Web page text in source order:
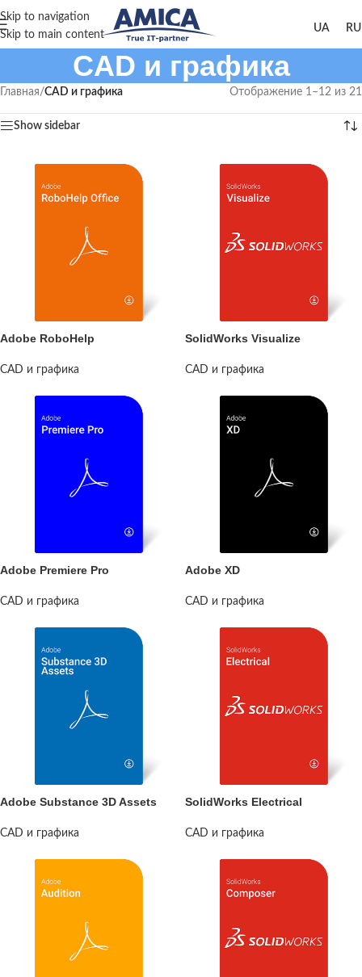
Skip to navigation
Skip to main content
CAD и графика
Главная/CAD и графика Отображение 1–12 из 21
Show sidebar
Adobe RoboHelp
CAD и графика
SolidWorks Visualize
CAD и графика
Adobe Premiere Pro
CAD и графика
Adobe XD
CAD и графика
Adobe Substance 3D Assets
CAD и графика
SolidWorks Electrical
CAD и графика